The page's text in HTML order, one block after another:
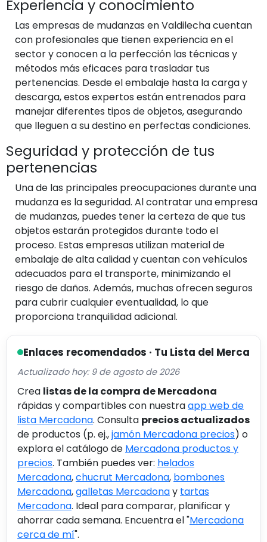
Experiencia y conocimiento
Las empresas de mudanzas en Valdilecha cuentan
con profesionales que tienen experiencia en el
sector y conocen a la perfección las técnicas y
métodos más eficaces para trasladar tus
pertenencias. Desde el embalaje hasta la carga y
descarga, estos expertos están entrenados para
manejar diferentes tipos de objetos, asegurando
que lleguen a su destino en perfectas condiciones.
Seguridad y protección de tus
pertenencias
Una de las principales preocupaciones durante una
mudanza es la seguridad. Al contratar una empresa
de mudanzas, puedes tener la certeza de que tus
objetos estarán protegidos durante todo el
proceso. Estas empresas utilizan material de
embalaje de alta calidad y cuentan con vehículos
adecuados para el transporte, minimizando el
riesgo de daños. Además, muchas ofrecen seguros
para cubrir cualquier eventualidad, lo que
proporciona tranquilidad adicional.
Enlaces recomendados · Tu Lista del Merca
Actualizado hoy: 9 de agosto de 2026
Crea listas de la compra de Mercadona
rápidas y compartibles con nuestraapp web de
lista Mercadona. Consulta precios actualizados
de productos (p. ej.,jamón Mercadona precios) o
explora el catálogo de Mercadona productos y
precios. También puedes ver: helados
Mercadona,chucrut Mercadona, bombones
Mercadona,galletas Mercadonay tartas
Mercadona. Ideal para comparar, planificar y
ahorrar cada semana. Encuentra el "Mercadona
cerca de mí".